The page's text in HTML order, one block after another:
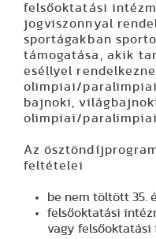
felsőoktatási
jogviszonnyal
sportágakban
támogatása, akik
eséllyel
olimpiai/paralimpiai
bajnoki,
olimpiai/paralimpiai
Az
feltételei
be nem töltött 35.
felsőoktatási
vagy felsőoktatási